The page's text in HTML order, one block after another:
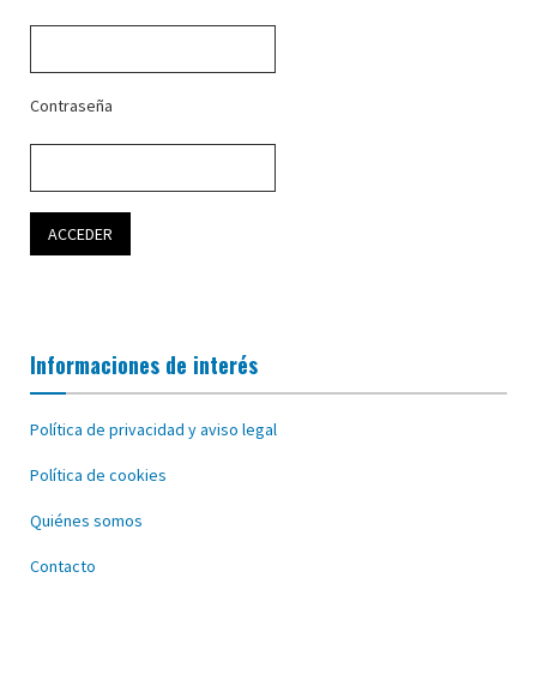
Contraseña
Informaciones de interés
Política de privacidad y aviso legal
Política de cookies
Quiénes somos
Contacto